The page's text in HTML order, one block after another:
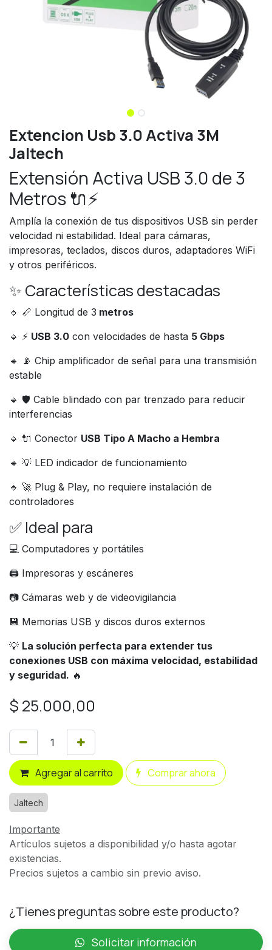
Extencion Usb 3.0 Activa 3M
Jaltech
Extensión Activa USB 3.0 de 3
Metros 🔌⚡
Amplía la conexión de tus dispositivos USB sin perder
velocidad ni estabilidad. Ideal para cámaras,
impresoras, teclados, discos duros, adaptadores WiFi
y otros periféricos.
✨ Características destacadas
🔹 📏 Longitud de 3 metros
🔹 ⚡ USB 3.0 con velocidades de hasta 5 Gbps
🔹 📡 Chip amplificador de señal para una transmisión
estable
🔹 🛡️ Cable blindado con par trenzado para reducir
interferencias
🔹 🔌 Conector USB Tipo A Macho a Hembra
🔹 💡 LED indicador de funcionamiento
🔹 🚀 Plug & Play, no requiere instalación de
controladores
✅ Ideal para
💻 Computadores y portátiles
🖨️ Impresoras y escáneres
📷 Cámaras web y de videovigilancia
💾 Memorias USB y discos duros externos
💡 La solución perfecta para extender tus
conexiones USB con máxima velocidad, estabilidad
y seguridad. 🔥
$ 25.000,00
Agregar al carrito Comprar ahora
Jaltech
Importante
Artículos sujetos a disponibilidad y/o hasta agotar
existencias.
Precios sujetos a cambio sin previo aviso.
¿Tienes preguntas sobre este producto?
Solicitar información